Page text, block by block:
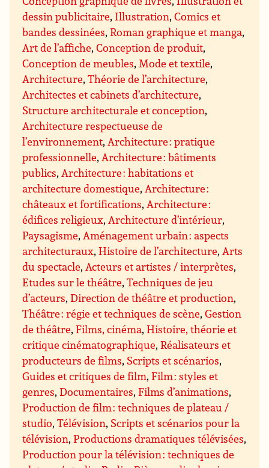
dessin publicitaire, Illustration,Comics et
bandes dessinées,Roman graphique et manga,
Art de l’affiche,Conception de produit,
Conception de meubles,Mode et textile,
Architecture,Théorie de l’architecture,
Architectes et cabinets d’architecture,
Structure architecturale et conception,
Architecture respectueuse de
l’environnement,Architecture : pratique
professionnelle,Architecture : bâtiments
publics,Architecture : habitations et
architecture domestique,Architecture :
châteaux et fortifications,Architecture :
édifices religieux,Architecture d’intérieur,
Paysagisme,Aménagement urbain : aspects
architecturaux,Histoire de l’architecture,Arts
du spectacle,Acteurs et artistes / interprètes,
Etudes sur le théâtre,Techniques de jeu
d’acteurs,Direction de théâtre et production,
Théâtre : régie et techniques de scène,Gestion
de théâtre,Films, cinéma,Histoire, théorie et
critique cinématographique,Réalisateurs et
producteurs de films, Scripts et scénarios,
Guides et critiques de film,Film : styles et
genres,Documentaires,Films d’animations,
Production de film : techniques de plateau /
studio,Télévision, Scripts et scénarios pour la
télévision,Productions dramatiques télévisées,
Production pour la télévision : techniques de